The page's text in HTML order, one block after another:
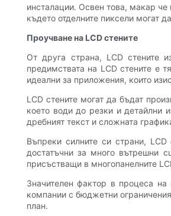
инсталации. Освен това, макар
където отделните пиксели могат
Проучване на LCD стените
От друга страна, LCD стените
предимствата на LCD стените е
идеални за приложения, които
LCD стените могат да бъдат
което води до резки и детайлни
дребният текст и сложната
Въпреки силните си страни,
достатъчни за много вътрешни
присъстващи в многопанелните
Значителен фактор в процеса
компании с бюджетни
план.